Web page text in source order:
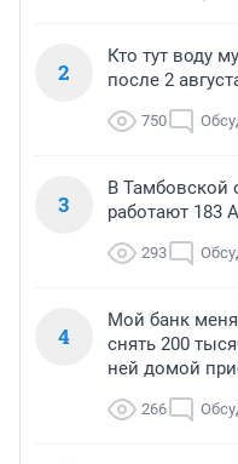
2
Кто тут воду
после 2
750
3
В Тамбовской
работают 183
293
4
Мой банк
снять 200
ней домой
266